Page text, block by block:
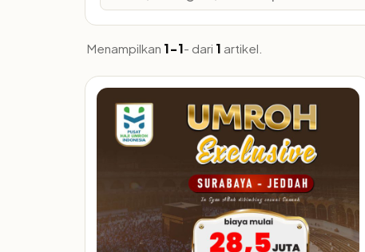
Menampilkan 1-1- dari 1 artikel.